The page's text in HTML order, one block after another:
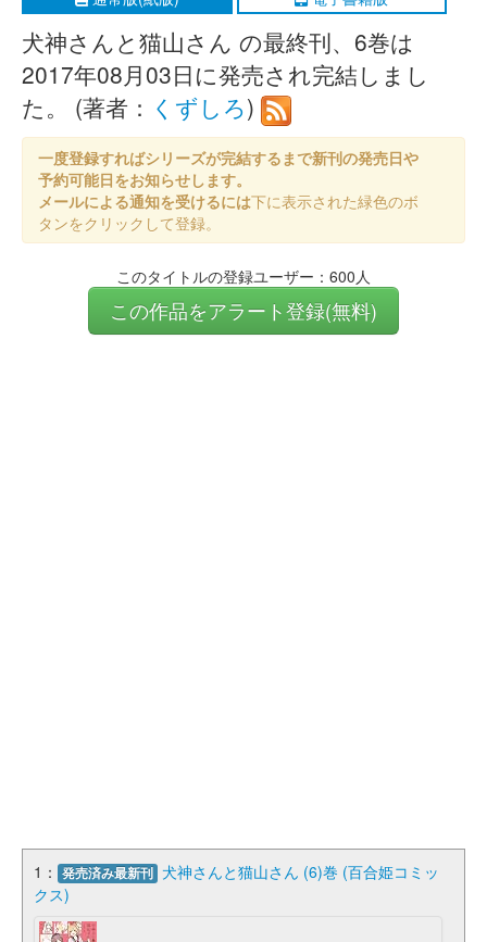
犬神さんと猫山さん の最終刊、6巻は
2017年08月03日に発売され完結しまし
た。 (著者： くずしろ)
一度登録すればシリーズが完結するまで新刊の発売日や
予約可能日をお知らせします。
メールによる通知を受けるには下に表示された緑色のボ
タンをクリックして登録。
このタイトルの登録ユーザー：600人
この作品をアラート登録(無料)
1： 発売済み最新刊 犬神さんと猫山さん (6)巻 (百合姫コミッ
クス)